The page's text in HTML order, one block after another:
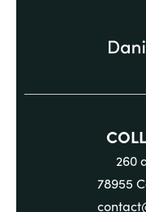
260
78955